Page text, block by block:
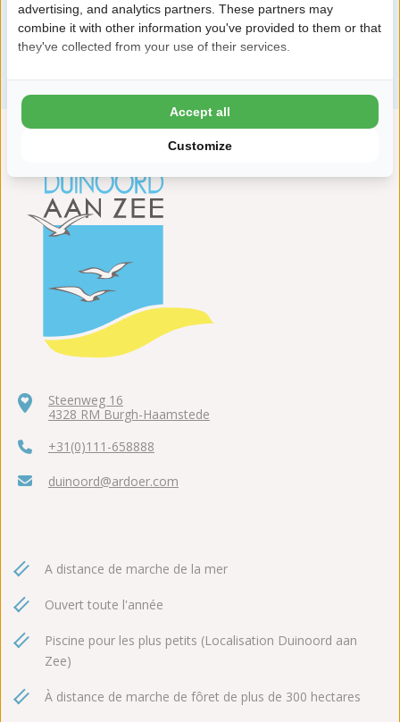
Voir toutes les installations
Steenweg 16
4328 RM Burgh-Haamstede
+31(0)111-658888
duinoord@ardoer.com
A distance de marche de la mer
Ouvert toute l'année
Piscine pour les plus petits (Localisation Duinoord aan
Zee)
À distance de marche de fôret de plus de 300 hectares
advertising, and analytics partners. These partners may
combine it with other information you've provided to them or that
they've collected from your use of their services.
Customize
Accept all